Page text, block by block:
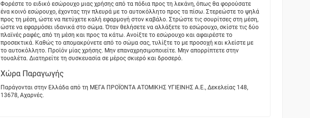
Φορέστε το ειδικό εσώρουχο μιας χρήσης από τα πόδια προς τη λεκάνη, όπως θα φορούσατε
ένα κοινό εσώρουχο, έχοντας την πλευρά με το αυτοκόλλητο προς τα πίσω. Στερεώστε το ψηλά
προς τη μέση, ώστε να πετύχετε καλή εφαρμογή στον καβάλο. Στρώστε τις σουρίτσες στη μέση,
ώστε να εφαρμόσει ιδανικά στο σώμα. Όταν θελήσετε να αλλάξετε το εσώρουχο, σκίστε τις δύο
πλαϊνές ραφές, από τη μέση και προς τα κάτω. Ανοίξτε το εσώρουχο και αφαιρέστε το
προσεκτικά. Καθώς το απομακρύνετε από το σώμα σας, τυλίξτε το με προσοχή και κλείστε με
το αυτοκόλλητο. Προϊόν μίας χρήσης. Μην επαναχρησιμοποιείτε. Μην απορρίπτετε στην
τουαλέτα. Διατηρείτε τη συσκευασία σε μέρος σκιερό και δροσερό.
Χώρα Παραγωγής
Παράγονται στην Ελλάδα από τη ΜΕΓΑ ΠΡΟΪΟΝΤΑ ΑΤΟΜΙΚΗΣ ΥΓΙΕΙΝΗΣ Α.Ε., Δεκελείας 148,
13678, Αχαρνές.